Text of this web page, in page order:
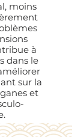
moins
à
dans le
sur la
et